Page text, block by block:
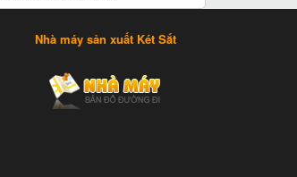
Nhà máy sản xuất Két Sắt